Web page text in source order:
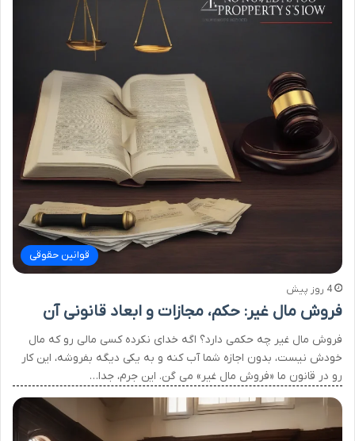
قوانین حقوقی
4 روز پیش
فروش مال غیر: حکم، مجازات و ابعاد قانونی آن
فروش مال غیر چه حکمی دارد؟ اگه خدای نکرده کسی مالی رو که مال
خودش نیست، بدون اجازه شما آب کنه و به یکی دیگه بفروشه، این کار
رو در قانون ما «فروش مال غیر» می گن. این جرم، جدا…